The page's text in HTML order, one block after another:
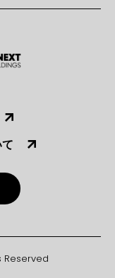
Reserved